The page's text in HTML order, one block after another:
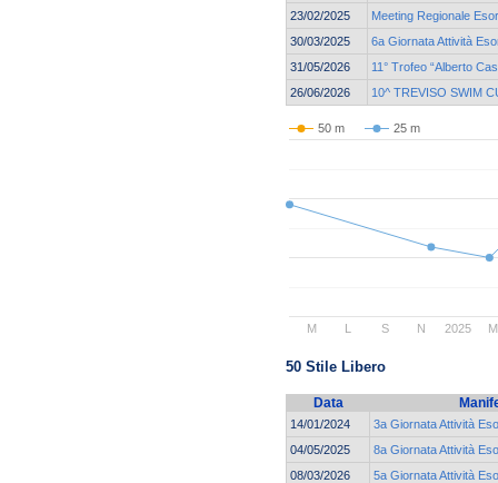
23/02/2025
Meeting Regionale
30/03/2025
6a Giornata Attività
31/05/2026
11° Trofeo “Alberto
26/06/2026
10^ TREVISO SWIM
50 m 25 m
2025
M S N M
50 Stile Libero
Data
14/01/2024
3a Giornata Attività
04/05/2025
8a Giornata Attività
08/03/2026
5a Giornata Attività